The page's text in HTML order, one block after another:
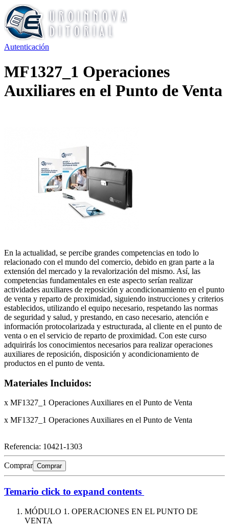
Autenticación
MF1327_1 Operaciones
Auxiliares en el Punto de Venta
En la actualidad, se percibe grandes competencias en todo lo
relacionado con el mundo del comercio, debido en gran parte a la
extensión del mercado y la revalorización del mismo. Así, las
competencias fundamentales en este aspecto serían realizar
actividades auxiliares de reposición y acondicionamiento en el punto
de venta y reparto de proximidad, siguiendo instrucciones y criterios
establecidos, utilizando el equipo necesario, respetando las normas
de seguridad y salud, y prestando, en caso necesario, atención e
información protocolarizada y estructurada, al cliente en el punto de
venta o en el servicio de reparto de proximidad. Con este curso
adquirirás los conocimientos necesarios para realizar operaciones
auxiliares de reposición, disposición y acondicionamiento de
productos en el punto de venta.
Materiales Incluidos:
x MF1327_1 Operaciones Auxiliares en el Punto de Venta
x MF1327_1 Operaciones Auxiliares en el Punto de Venta
Referencia: 10421-1303
Comprar Comprar
Temario click to expand contents
MÓDULO 1. OPERACIONES EN EL PUNTO DE
VENTA